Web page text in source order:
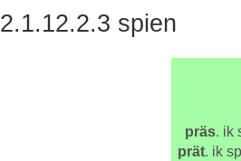
2.1.12.2.3 spien
präs. ik
prät. ik